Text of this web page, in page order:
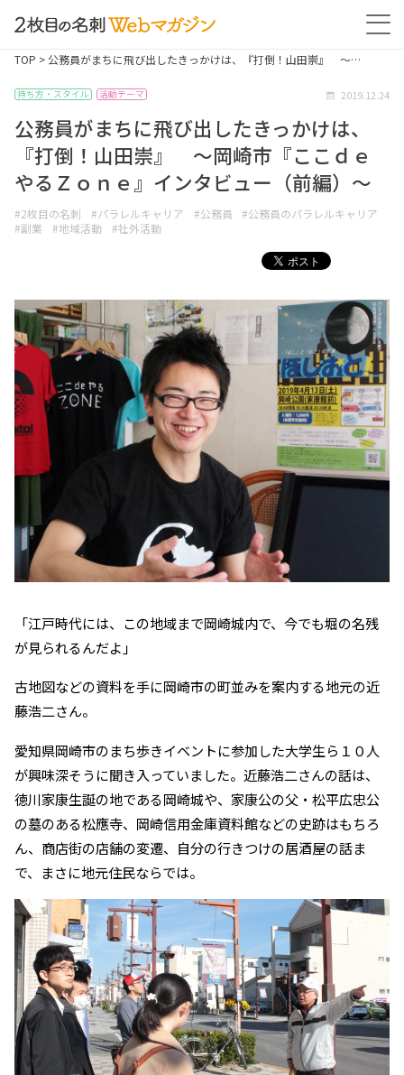
TOP > 公務員がまちに飛び出したきっかけは、『打倒！山田崇』 ～…
持ち方・スタイル 活動テーマ 2019.12.24
公務員がまちに飛び出したきっかけは、
『打倒！山田崇』 ～岡崎市『ここｄｅ
やるＺｏｎｅ』インタビュー（前編）～
#2枚目の名刺 #パラレルキャリア #公務員
#公務員のパラレルキャリア
#副業
#地域活動 #社外活動
「江戸時代には、この地域まで岡崎城内で、今でも堀の名残
が見られるんだよ」
古地図などの資料を手に岡崎市の町並みを案内する地元の近
藤浩二さん。
愛知県岡崎市のまち歩きイベントに参加した大学生ら１０人
が興味深そうに聞き入っていました。近藤浩二さんの話は、
徳川家康生誕の地である岡崎城や、家康公の父・松平広忠公
の墓のある松應寺、岡崎信用金庫資料館などの史跡はもちろ
ん、商店街の店舗の変遷、自分の行きつけの居酒屋の話ま
で、まさに地元住民ならでは。